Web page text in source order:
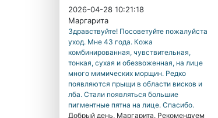
2026-04-28 10:21:18
Маргарита
Здравствуйте! Посоветуйте пожалуйста
уход. Мне 43 года. Кожа
комбинированная, чувствительная,
тонкая, сухая и обезвоженная, на лице
много мимических морщин. Редко
появляются прыщи в области висков и
лба. Стали появляться большие
пигментные пятна на лице. Спасибо.
Добрый день, Маргарита. Рекомендуем